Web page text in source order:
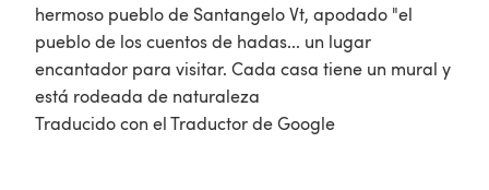
hermoso pueblo de Santangelo Vt, apodado "el
pueblo de los cuentos de hadas... un lugar
encantador para visitar. Cada casa tiene un mural y
está rodeada de naturaleza
Traducido con el Traductor de Google